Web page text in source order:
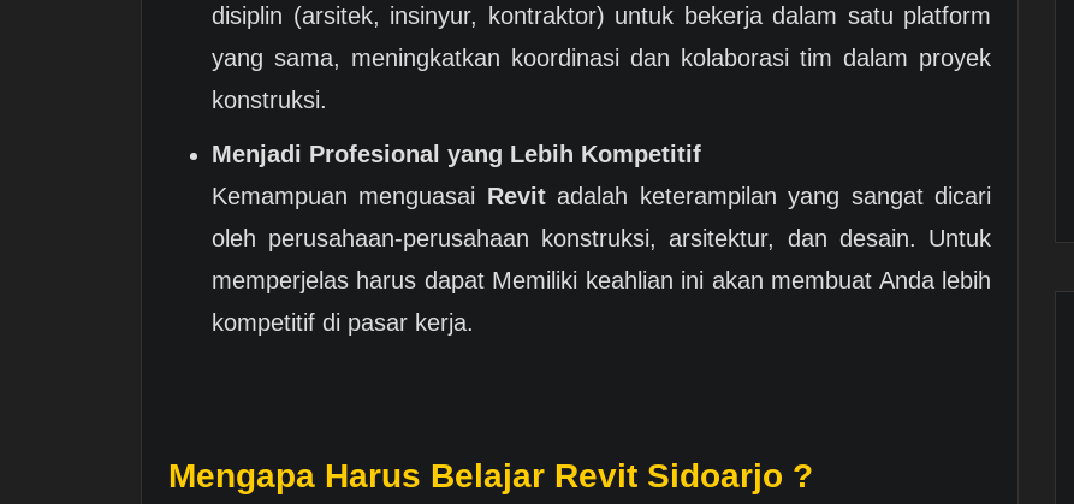
disiplin (arsitek, insinyur, kontraktor) untuk bekerja dalam satu platform
yang sama, meningkatkan koordinasi dan kolaborasi tim dalam proyek
konstruksi.
Menjadi Profesional yang Lebih Kompetitif
Kemampuan menguasai Revitadalah keterampilan yang sangat dicari
oleh perusahaan-perusahaan konstruksi, arsitektur, dan desain. Untuk
memperjelas harus dapat Memiliki keahlian ini akan membuat Anda lebih
kompetitif di pasar kerja.
Mengapa Harus Belajar Revit Sidoarjo ?